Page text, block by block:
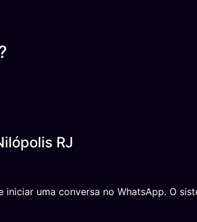
RJ
uma conversa no WhatsApp. O